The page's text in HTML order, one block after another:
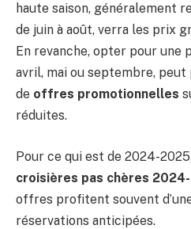
haute saison, généralement
de juin à août, verra les prix
En revanche, opter pour une
avril, mai ou septembre,
de offres promotionnelles
réduites.
Pour ce qui est de 2024-
croisières pas chères
offres profitent souvent
réservations anticipées.